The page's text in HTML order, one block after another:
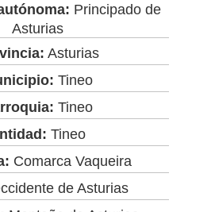
Principado de
Asturias
Asturias
Tineo
Tineo
Tineo
Comarca Vaqueira
de Asturias